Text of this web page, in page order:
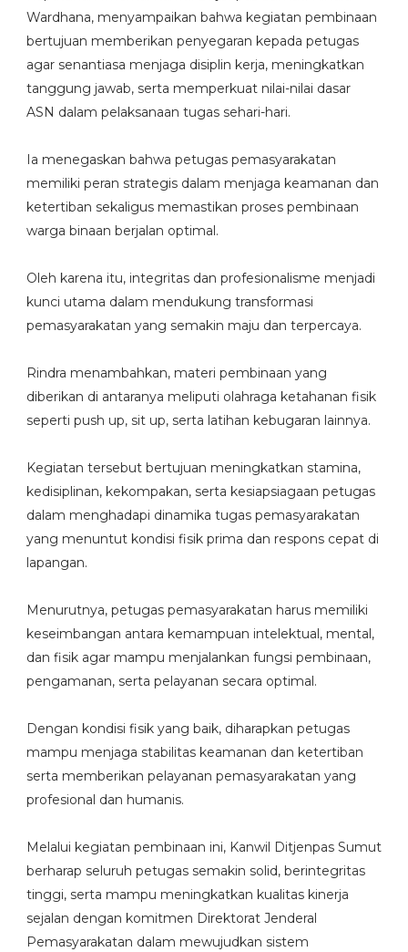
Wardhana, menyampaikan bahwa kegiatan pembinaan
bertujuan memberikan penyegaran kepada petugas
agar senantiasa menjaga disiplin kerja, meningkatkan
tanggung jawab, serta memperkuat nilai-nilai dasar
ASN dalam pelaksanaan tugas sehari-hari.
Ia menegaskan bahwa petugas pemasyarakatan
memiliki peran strategis dalam menjaga keamanan dan
ketertiban sekaligus memastikan proses pembinaan
warga binaan berjalan optimal.
Oleh karena itu, integritas dan profesionalisme menjadi
kunci utama dalam mendukung transformasi
pemasyarakatan yang semakin maju dan terpercaya.
Rindra menambahkan, materi pembinaan yang
diberikan di antaranya meliputi olahraga ketahanan fisik
seperti push up, sit up, serta latihan kebugaran lainnya.
Kegiatan tersebut bertujuan meningkatkan stamina,
kedisiplinan, kekompakan, serta kesiapsiagaan petugas
dalam menghadapi dinamika tugas pemasyarakatan
yang menuntut kondisi fisik prima dan respons cepat di
lapangan.
Menurutnya, petugas pemasyarakatan harus memiliki
keseimbangan antara kemampuan intelektual, mental,
dan fisik agar mampu menjalankan fungsi pembinaan,
pengamanan, serta pelayanan secara optimal.
Dengan kondisi fisik yang baik, diharapkan petugas
mampu menjaga stabilitas keamanan dan ketertiban
serta memberikan pelayanan pemasyarakatan yang
profesional dan humanis.
Melalui kegiatan pembinaan ini, Kanwil Ditjenpas Sumut
berharap seluruh petugas semakin solid, berintegritas
tinggi, serta mampu meningkatkan kualitas kinerja
sejalan dengan komitmen Direktorat Jenderal
Pemasyarakatan dalam mewujudkan sistem